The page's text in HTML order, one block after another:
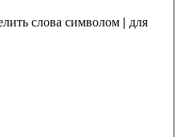
слова символом | для